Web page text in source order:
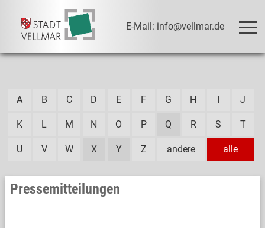
E-Mail: info@vellmar.de
alle
A B C D E F G H I J
K L M N O P Q R S T
U V W X Y Z andere
Pressemitteilungen